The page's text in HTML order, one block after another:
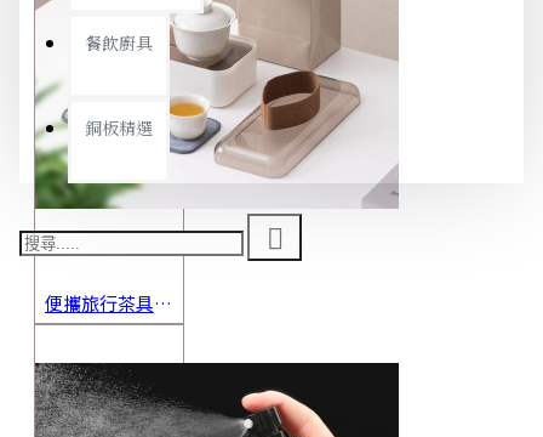
餐飲廚具
銅板精選
便攜旅行茶具組 茶杯 茶壺 陶瓷杯 泡茶組 茶具套裝 伴手禮 禮盒 禮品